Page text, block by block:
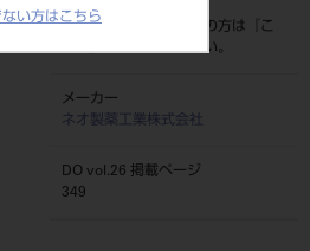
い方はこちら
ネット会員登録がまだの方は『
こ
ちら』より登録ください。
メーカー
ネオ製薬工業株式会社
DO vol.26 掲載ページ
349